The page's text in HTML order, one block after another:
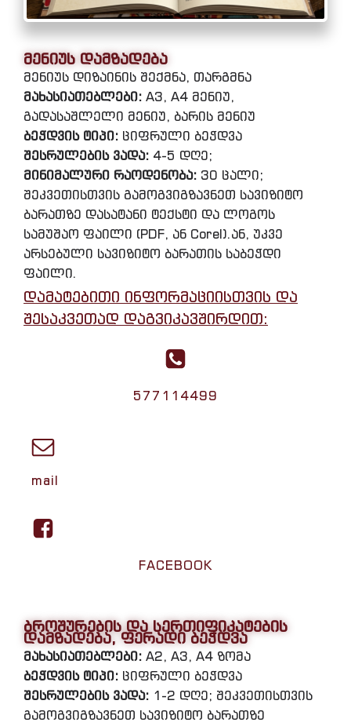
მენიუს დამზადება
მენიუს დიზაინის შექმნა, თარგმნა
მახასიათებლები: A3, A4 მენიუ,
გადასაშლელი მენიუ, ბარის მენიუ
ბეჭდვის ტიპი: ციფრული ბეჭდვა
შესრულების ვადა: 4-5 დღე;
მინიმალური რაოდენობა: 30 ცალი;
შეკვეთისთვის გამოგვიგზავნეთ სავიზიტო
ბარათზე დასატანი ტექსტი და ლოგოს
სამუშაო ფაილი (PDF, ან Corel).ან, უკვე
არსებული სავიზიტო ბარათის საბეჭდი
ფაილი.
დამატებითი ინფორმაციისთვის და
შესაკვეთად დაგვიკავშირდით:
577114499
mail
FACEBOOK
ბროშურების და სერთიფიკატების
დამზადება, ფერადი ბეჭდვა
მახასიათებლები: A2, A3, A4 ზომა
ბეჭდვის ტიპი: ციფრული ბეჭდვა
შესრულების ვადა: 1-2 დღე; შეკვეთისთვის
გამოგვიგზავნეთ სავიზიტო ბარათზე